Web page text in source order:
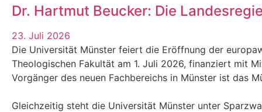
Dr. Hartmut Beucker: Die
23. Juli 2026
Die Universität Münster feiert die Eröffnung der
Theologischen Fakultät am 1. Juli 2026, finanziert mit
Vorgänger des neuen Fachbereichs in Münster ist das
Gleichzeitig steht die Universität Münster unter